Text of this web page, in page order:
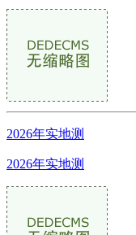
2026年实地测
2026年实地测